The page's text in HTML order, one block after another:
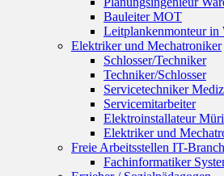
Bauleiter MOT
Leitplankenmonteur in
Elektriker und Mechatroniker
Schlosser/Techniker
Techniker/Schlosser
Servicetechniker
Servicemitarbeiter
Elektroinstallateur
Elektriker und
Freie Arbeitsstellen IT-
Fachinformatiker